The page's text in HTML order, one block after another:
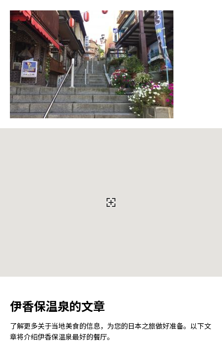
伊香保温泉的文章
了解更多关于当地美食的信息，为您的日本之旅做好准备。以下文
章将介绍伊香保温泉最好的餐厅。